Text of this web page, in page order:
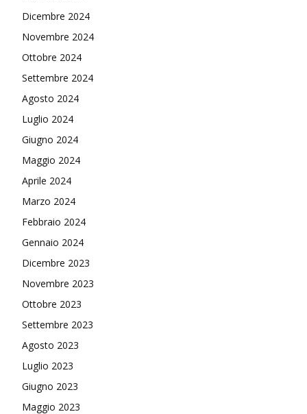
Dicembre 2024
Novembre 2024
Ottobre 2024
Settembre 2024
Agosto 2024
Luglio 2024
Giugno 2024
Maggio 2024
Aprile 2024
Marzo 2024
Febbraio 2024
Gennaio 2024
Dicembre 2023
Novembre 2023
Ottobre 2023
Settembre 2023
Agosto 2023
Luglio 2023
Giugno 2023
Maggio 2023